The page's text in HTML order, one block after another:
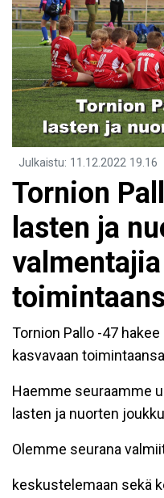
Julkaistu: 11.12.2022 19.16
​Tornion
lasten ja
Tornion Pallo -47
kasvavaan
Haemme seuraamme
lasten ja nuorten
Olemme seurana
keskustelemaan sekä